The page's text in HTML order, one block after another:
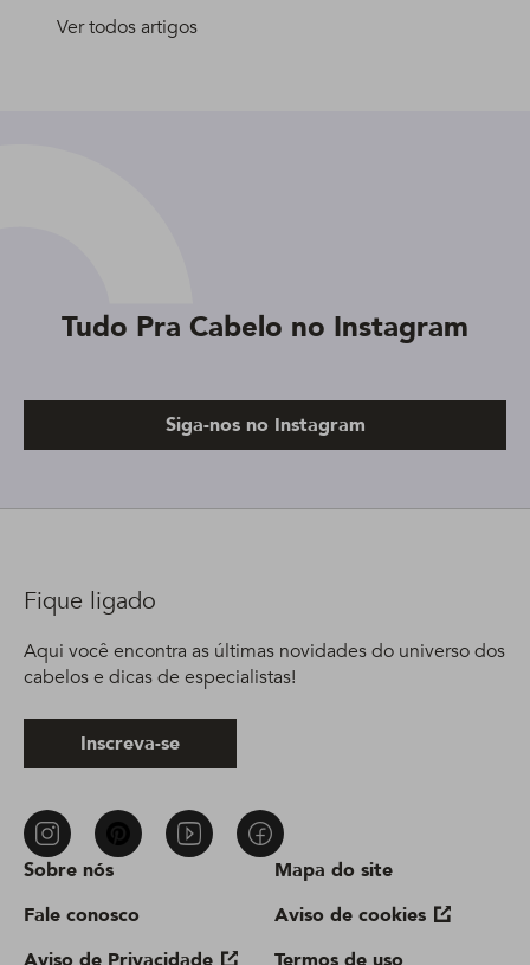
Ver todos artigos
Tudo Pra Cabelo no Instagram
Siga-nos no Instagram
Sobre nós
Fale conosco
Mapa do site
Aviso de cookies
Fique ligado
Aqui você encontra as últimas novidades do universo dos
cabelos e dicas de especialistas!
Inscreva-se